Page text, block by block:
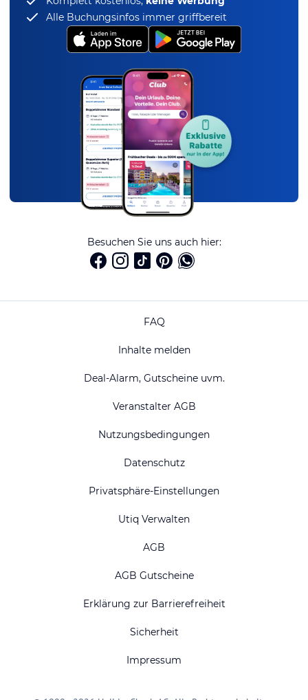
Alle Buchungsinfos immer griffbereit
Besuchen Sie uns auch hier:
FAQ
Inhalte melden
Deal-Alarm, Gutscheine uvm.
Veranstalter AGB
Nutzungsbedingungen
Datenschutz
Privatsphäre-Einstellungen
Utiq Verwalten
AGB
AGB Gutscheine
Erklärung zur Barrierefreiheit
Sicherheit
Impressum